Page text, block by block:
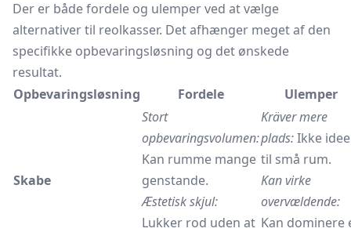
Der er både fordele og ulemper ved at vælge
alternativer til reolkasser. Det afhænger meget af den
specifikke opbevaringsløsning og det ønskede
resultat.
Opbevaringsløsning
Fordele Ulemper
Skabe
Stort
opbevaringsvolumen:
Kan rumme mange
genstande.
Æstetisk skjul:
Lukker rod uden at
Kräver mere
plads:Ikke
til små rum.
Kan virke
overvældende:
Kan dominere